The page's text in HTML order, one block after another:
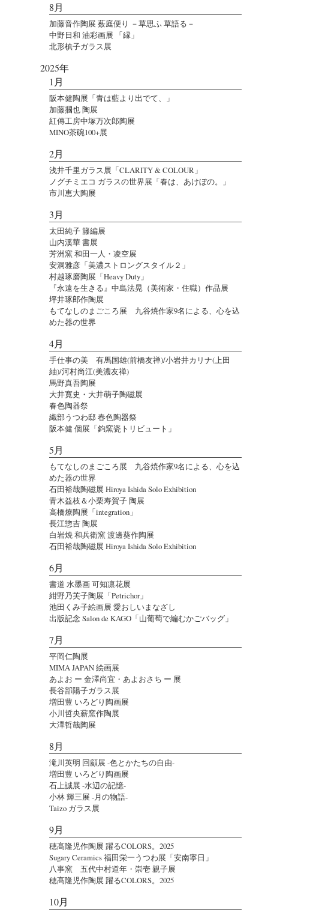
8月
加藤音作陶展 薮庭便り －草思ふ 草語る－
中野日和 油彩画展 「縁」
北形槙子ガラス展
2025年
1月
阪本健陶展「青は藍より出でて、」
加藤摑也 陶展
紅傳工房中塚万次郎陶展
MINO茶碗100+展
2月
浅井千里ガラス展「CLARITY & COLOUR」
ノグチミエコ ガラスの世界展「春は、あけぼの。」
市川恵大陶展
3月
太田純子 籐編展
山内溪華 書展
芳洲窯 和田一人・凌空展
安洞雅彦「美濃ストロングスタイル２」
村越琢磨陶展「Heavy Duty」
『永遠を生きる』中島法晃（美術家・住職）作品展
坪井琢郎作陶展
もてなしのまごころ展 九谷焼作家9名による、心を込
めた器の世界
4月
手仕事の美 有馬国雄(前橋友禅)/小岩井カリナ(上田
紬)/河村尚江(美濃友禅)
馬野真吾陶展
大井寛史・大井萌子陶磁展
春色陶器祭
織部うつわ邸 春色陶器祭
阪本健 個展「鈞窯瓷トリビュート」
5月
もてなしのまごころ展 九谷焼作家9名による、心を込
めた器の世界
石田裕哉陶磁展 Hiroya Ishida Solo Exhibition
青木益枝＆小栗寿賀子 陶展
高橋燎陶展「integration」
長江惣吉 陶展
白岩焼 和兵衛窯 渡邊葵作陶展
石田裕哉陶磁展 Hiroya Ishida Solo Exhibition
6月
書道 水墨画 可知凛花展
紺野乃芙子陶展「Petrichor」
池田くみ子絵画展 愛おしいまなざし
出版記念 Salon de KAGO「山葡萄で編むかごバッグ」
7月
平岡仁陶展
MIMA JAPAN 絵画展
あよお ー 金澤尚宜・あよおさち ー 展
長谷部陽子ガラス展
増田豊 いろどり陶画展
小川哲央薪窯作陶展
大澤哲哉陶展
8月
滝川英明 回顧展 -色とかたちの自由-
増田豊 いろどり陶画展
石上誠展 -水辺の記憶-
小林 輝三展 -月の物語-
Taizo ガラス展
9月
穂髙隆児作陶展 躍るCOLORS。2025
Sugary Ceramics 福田栄一うつわ展「安南寧日」
八事窯 五代中村道年・崇壱 親子展
穂髙隆児作陶展 躍るCOLORS。2025
10月